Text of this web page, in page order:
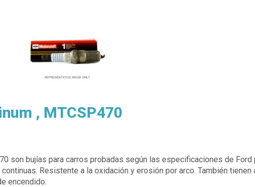
, MTCSP470
son bujías para carros probadas según las especificaciones de Ford
Resistente a la oxidación y erosión por arco. También tienen
encendido.